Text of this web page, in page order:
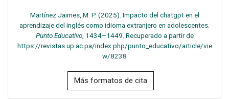
Martínez Jaimes, M. P. (2025). Impacto del chatgpt en el
aprendizaje del inglés como idioma extranjero en adolescentes.
Punto Educativo, 1434–1449. Recuperado a partir de
https://revistas.up.ac.pa/index.php/punto_educativo/article/vie
w/8238
Más formatos de cita